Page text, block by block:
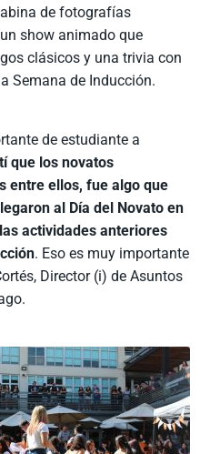
de fotografías
show animado que
clásicos y una trivia con
Semana de Inducción.
de estudiante a
que los novatos
entre ellos, fue algo que
al Día del Novato en
actividades anteriores
. Eso es muy importante
Director (i) de Asuntos